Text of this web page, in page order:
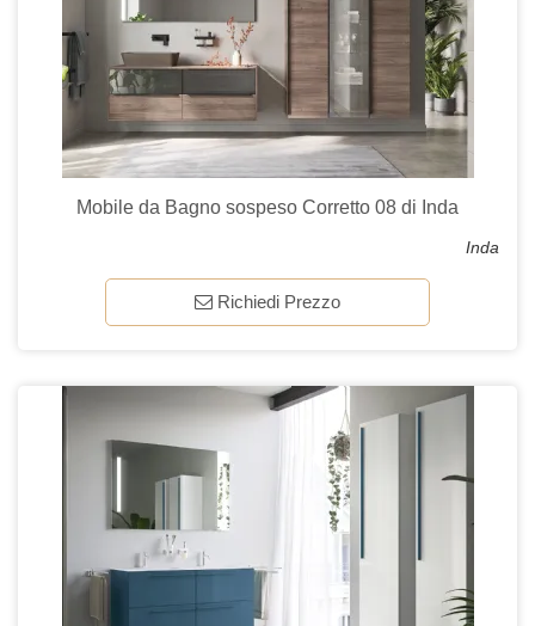
Mobile da Bagno sospeso Corretto 08 di Inda
Inda
Richiedi Prezzo